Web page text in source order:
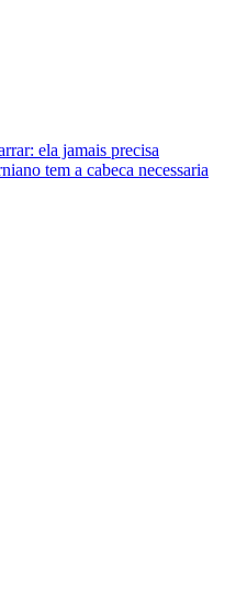
ela jamais precisa
tem a cabeca necessaria